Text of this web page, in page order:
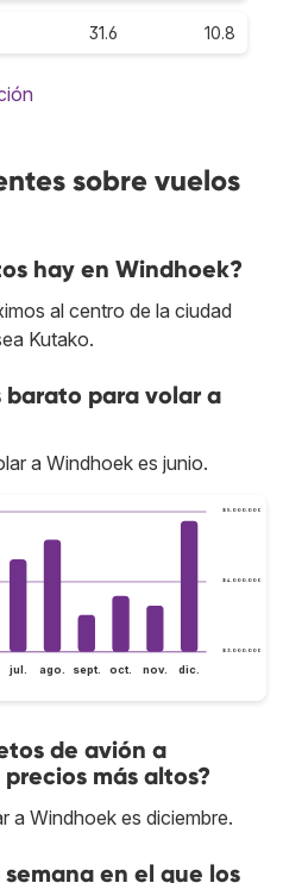
31.6 10.8
sobre vuelos
hay en Windhoek?
al centro de la ciudad
Kutako.
barato para volar a
a Windhoek es junio.
$ 3.000.000
$ 4.000.000
$ 5.000.000
jul. ago. sept. oct. nov. dic.
de avión a
más altos?
a Windhoek es diciembre.
en el que los